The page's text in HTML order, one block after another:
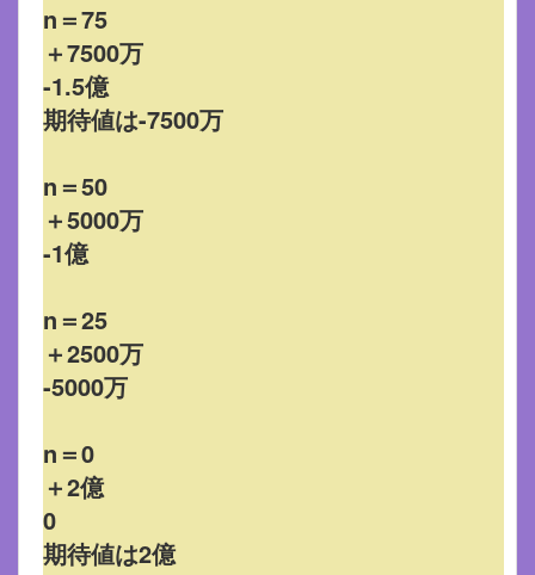
n＝75
＋7500万
-1.5億
期待値は-7500万
n＝50
＋5000万
-1億
n＝25
＋2500万
-5000万
n＝0
＋2億
0
期待値は2億